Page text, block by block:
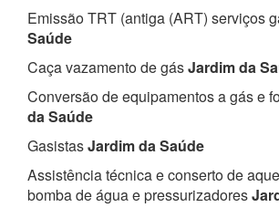
Emissão TRT (antiga (ART) serviços
Saúde
Caça vazamento de gásJardim da
Conversão de equipamentos a gás e
da Saúde
GasistasJardim da Saúde
Assistência técnica e conserto de
bomba de água e pressurizadores